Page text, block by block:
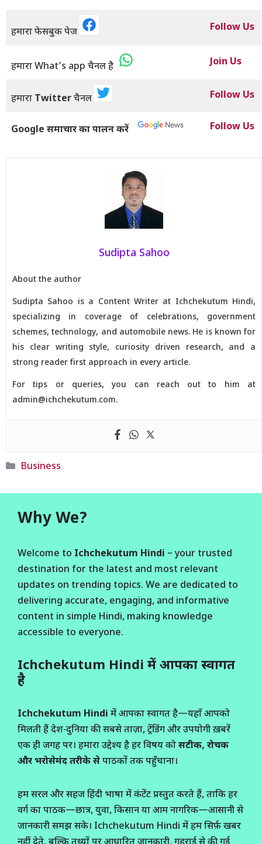
हमारा फेसबुक पेज Follow Us
हमारा What’s app चैनल है Join Us
हमारा Twitterचैनल Follow Us
Google समाचार का पालन करें Follow Us
Sudipta Sahoo
About the author
Sudipta Sahoo is a Content Writer at Ichchekutum Hindi,
specializing in coverage of celebrations, government
schemes, technology, and automobile news. He is known for
his clear writing style, curiosity driven research, and a
strong reader first approach in every article.
For tips or queries, you can reach out to him at
admin@ichchekutum.com.
Categories
Business
Why We?
Welcome to Ichchekutum Hindi – your trusted
destination for the latest and most relevant
updates on trending topics. We are dedicated to
delivering accurate, engaging, and informative
content in simple Hindi, making knowledge
accessible to everyone.
Ichchekutum Hindi में आपका स्वागत
है
Ichchekutum Hindi में आपका स्वागत है—यहाँ आपको
मिलती हैं देश‑दुनिया की सबसे ताज़ा, ट्रेंडिंग और उपयोगी ख़बरें
एक ही जगह पर। हमारा उद्देश्य है हर विषय कोसटीक, रोचक
और भरोसेमंद तरीके सेपाठकों तक पहुँचाना।
हम सरल और सहज हिंदी भाषा में कंटेंट प्रस्तुत करते हैं, ताकि हर
वर्ग का पाठक—छात्र, युवा, किसान या आम नागरिक—आसानी से
जानकारी समझ सके। Ichchekutum Hindi में हम सिर्फ़ खबर